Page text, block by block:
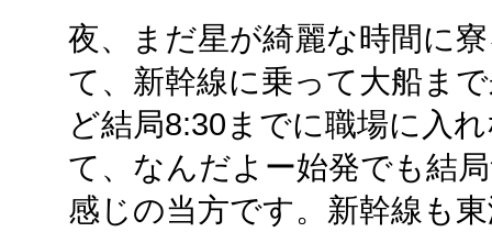
夜、まだ星が綺麗な時間に
て、新幹線に乗って大船ま
ど結局8:30までに職場に入
て、なんだよー始発でも結
感じの当方です。新幹線も